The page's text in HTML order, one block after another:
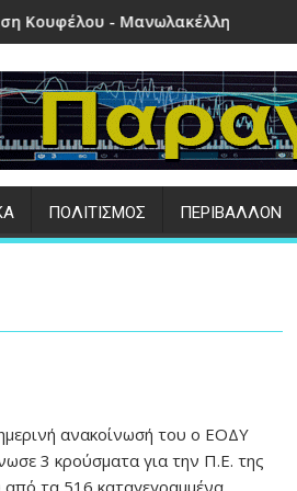
| Στο επίκεντρο το παλιό
Επιτυχημένες οι
ΠΟΛΙΤΙΣΜΟΣ ΠΕΡΙΒΑΛΛΟΝ
ανακοίνωσή του ο ΕΟΔΥ
3 κρούσματα για την Π.Ε. της
από τα 516 καταγεγραμμένα